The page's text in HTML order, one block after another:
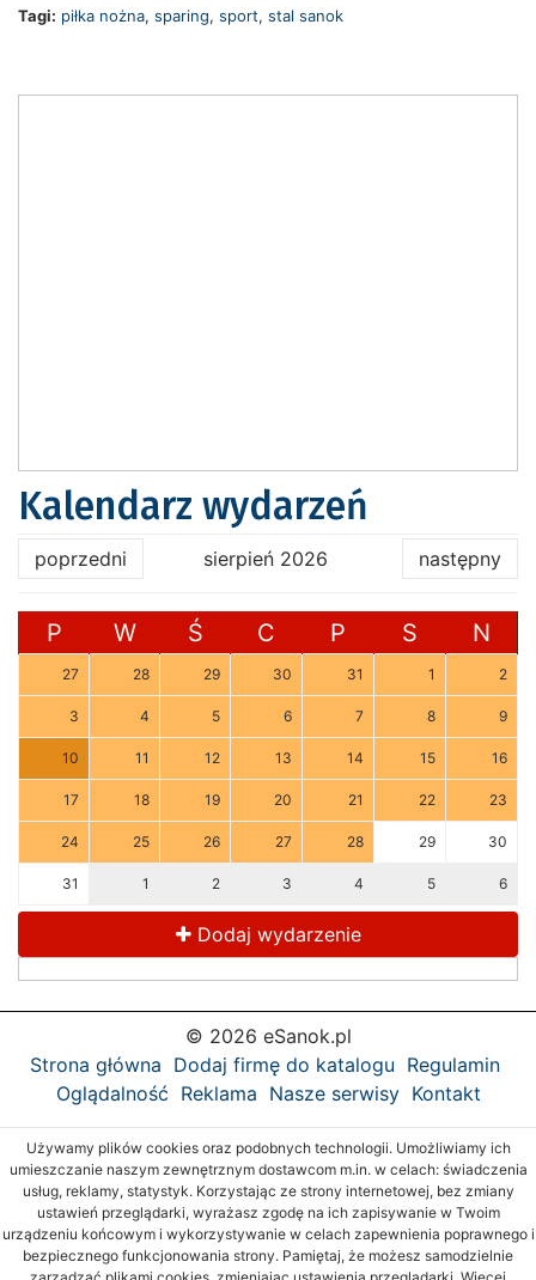
Tagi: piłka nożna, sparing, sport, stal sanok
Kalendarz wydarzeń
poprzedni sierpień 2026 następny
P W Ś C P S N
27 28 29 30 31 1 2
3 4 5 6 7 8 9
10 11 12 13 14 15 16
17 18 19 20 21 22 23
24 25 26 27 28 29 30
31 1 2 3 4 5 6
Dodaj wydarzenie
© 2026 eSanok.pl
Strona główna Dodaj firmę do katalogu Regulamin
Oglądalność Reklama Nasze serwisy Kontakt
Używamy plików cookies oraz podobnych technologii. Umożliwiamy ich
umieszczanie naszym zewnętrznym dostawcom m.in. w celach: świadczenia
usług, reklamy, statystyk. Korzystając ze strony internetowej, bez zmiany
ustawień przeglądarki, wyrażasz zgodę na ich zapisywanie w Twoim
urządzeniu końcowym i wykorzystywanie w celach zapewnienia poprawnego i
bezpiecznego funkcjonowania strony. Pamiętaj, że możesz samodzielnie